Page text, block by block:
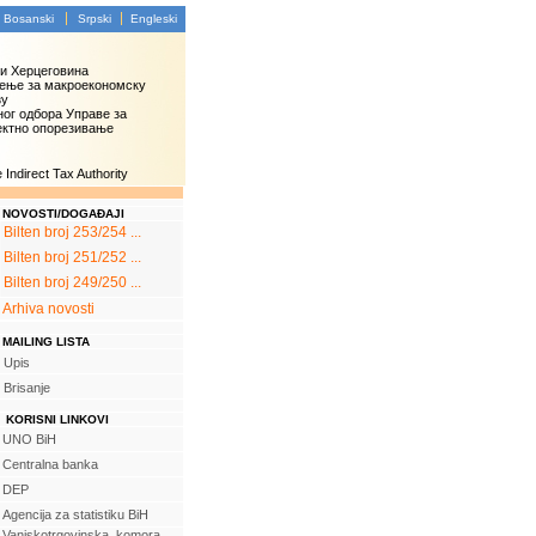
Bosanski Srpski Engleski
Херцеговина
за макроекономску
одбора Управе за
опорезивање
Tax Authority
NOVOSTI/DOGAĐAJI
Bilten broj 253/254 ...
Bilten broj 251/252 ...
Bilten broj 249/250 ...
Arhiva novosti
MAILING LISTA
Upis
Brisanje
KORISNI LINKOVI
UNO BiH
Centralna banka
DEP
Agencija za statistiku BiH